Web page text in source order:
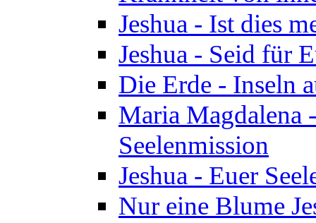
Jeshua - Ist dies
Jeshua - Seid für
Die Erde - Inseln
Maria Magdalena
Seelenmission
Jeshua - Euer
Nur eine Blume